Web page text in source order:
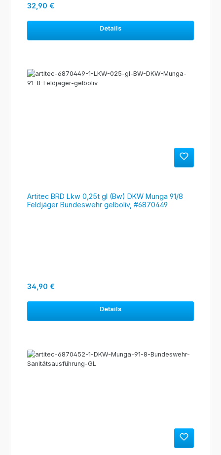
Regulärer Preis:
32,90 €
Details
Artitec BRD Lkw 0,25t gl (Bw) DKW Munga 91/8
Feldjäger Bundeswehr gelboliv, #6870449
Regulärer Preis:
34,90 €
Details